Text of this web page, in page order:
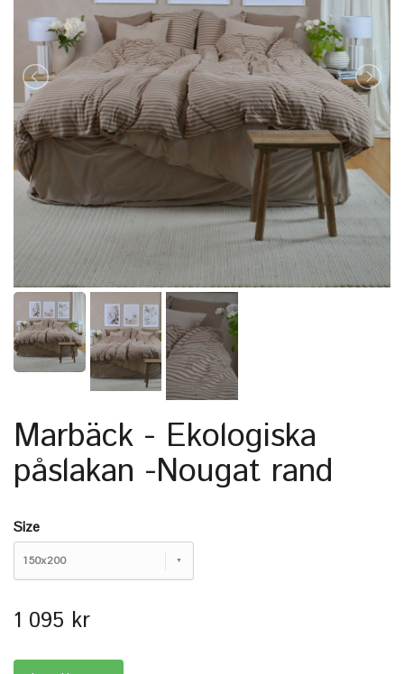
Marbäck - Ekologiska
påslakan -Nougat rand
Size
150x200
1 095 kr